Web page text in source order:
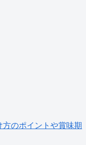
のポイントや賞味期